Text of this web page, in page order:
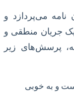
نامه می‌پردازد و
جریان منطقی و
پرسش‌های زیر
و به خوبی